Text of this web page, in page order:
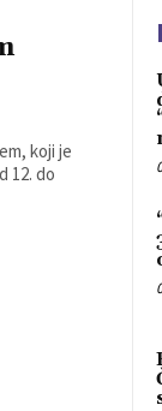
koji je
12. do